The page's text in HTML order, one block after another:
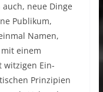
neue Dinge
Publikum,
Namen,
einem
Ein-
Prinzipien